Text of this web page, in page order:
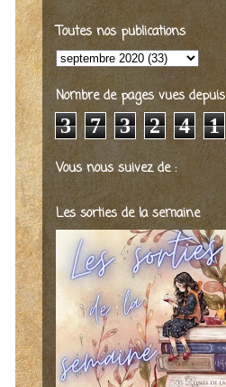
Toutes nos publications
Nombre de pages vues depuis
3 7 3 2 4 1
Vous nous suivez de :
Les sorties de la semaine